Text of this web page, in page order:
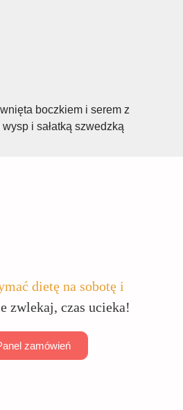
boczkiem i serem z
i sałatką szwedzką
dietę na sobotę i
zwlekaj, czas ucieka!
zamówień